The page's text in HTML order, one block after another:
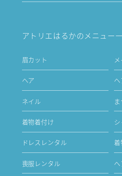
アトリエはるかのメニュー
眉カット
ヘア
ネイル
着物着付け
ドレスレンタル
喪服レンタル